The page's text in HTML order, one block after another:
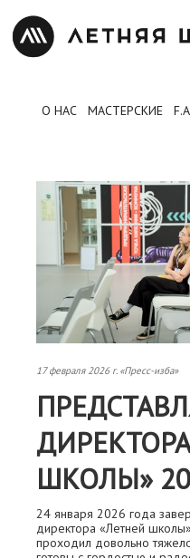
О НАС МАСТЕРСКИЕ
17 февраля 2026 г. «Пресс-изба»
ШКОЛЫ»
24 января 2026 года
директора «Летней
проходил довольно